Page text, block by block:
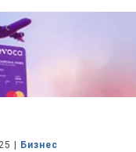
| Бизнес